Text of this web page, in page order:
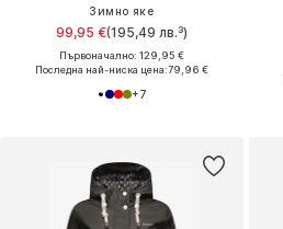
Зимно яке
99,95 €(195,49 лв.³)
Първоначално: 129,95 €
Последна най-ниска цена:79,96 €
+7